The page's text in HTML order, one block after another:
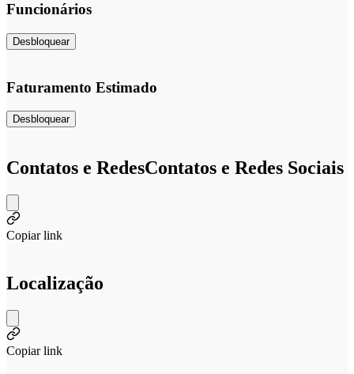
Funcionários
Desbloquear
Faturamento Estimado
Desbloquear
Contatos e RedesContatos e Redes Sociais
Copiar link
Localização
Copiar link